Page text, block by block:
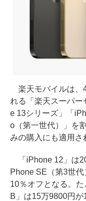
楽天モバイルは、
れる「楽天スーパ
e 13シリーズ」「
o（第一世代）」を
みの購入にも適用さ
「iPhone 12」は
Phone SE（第3世
10％オフとなる。
B」は15万9800円が